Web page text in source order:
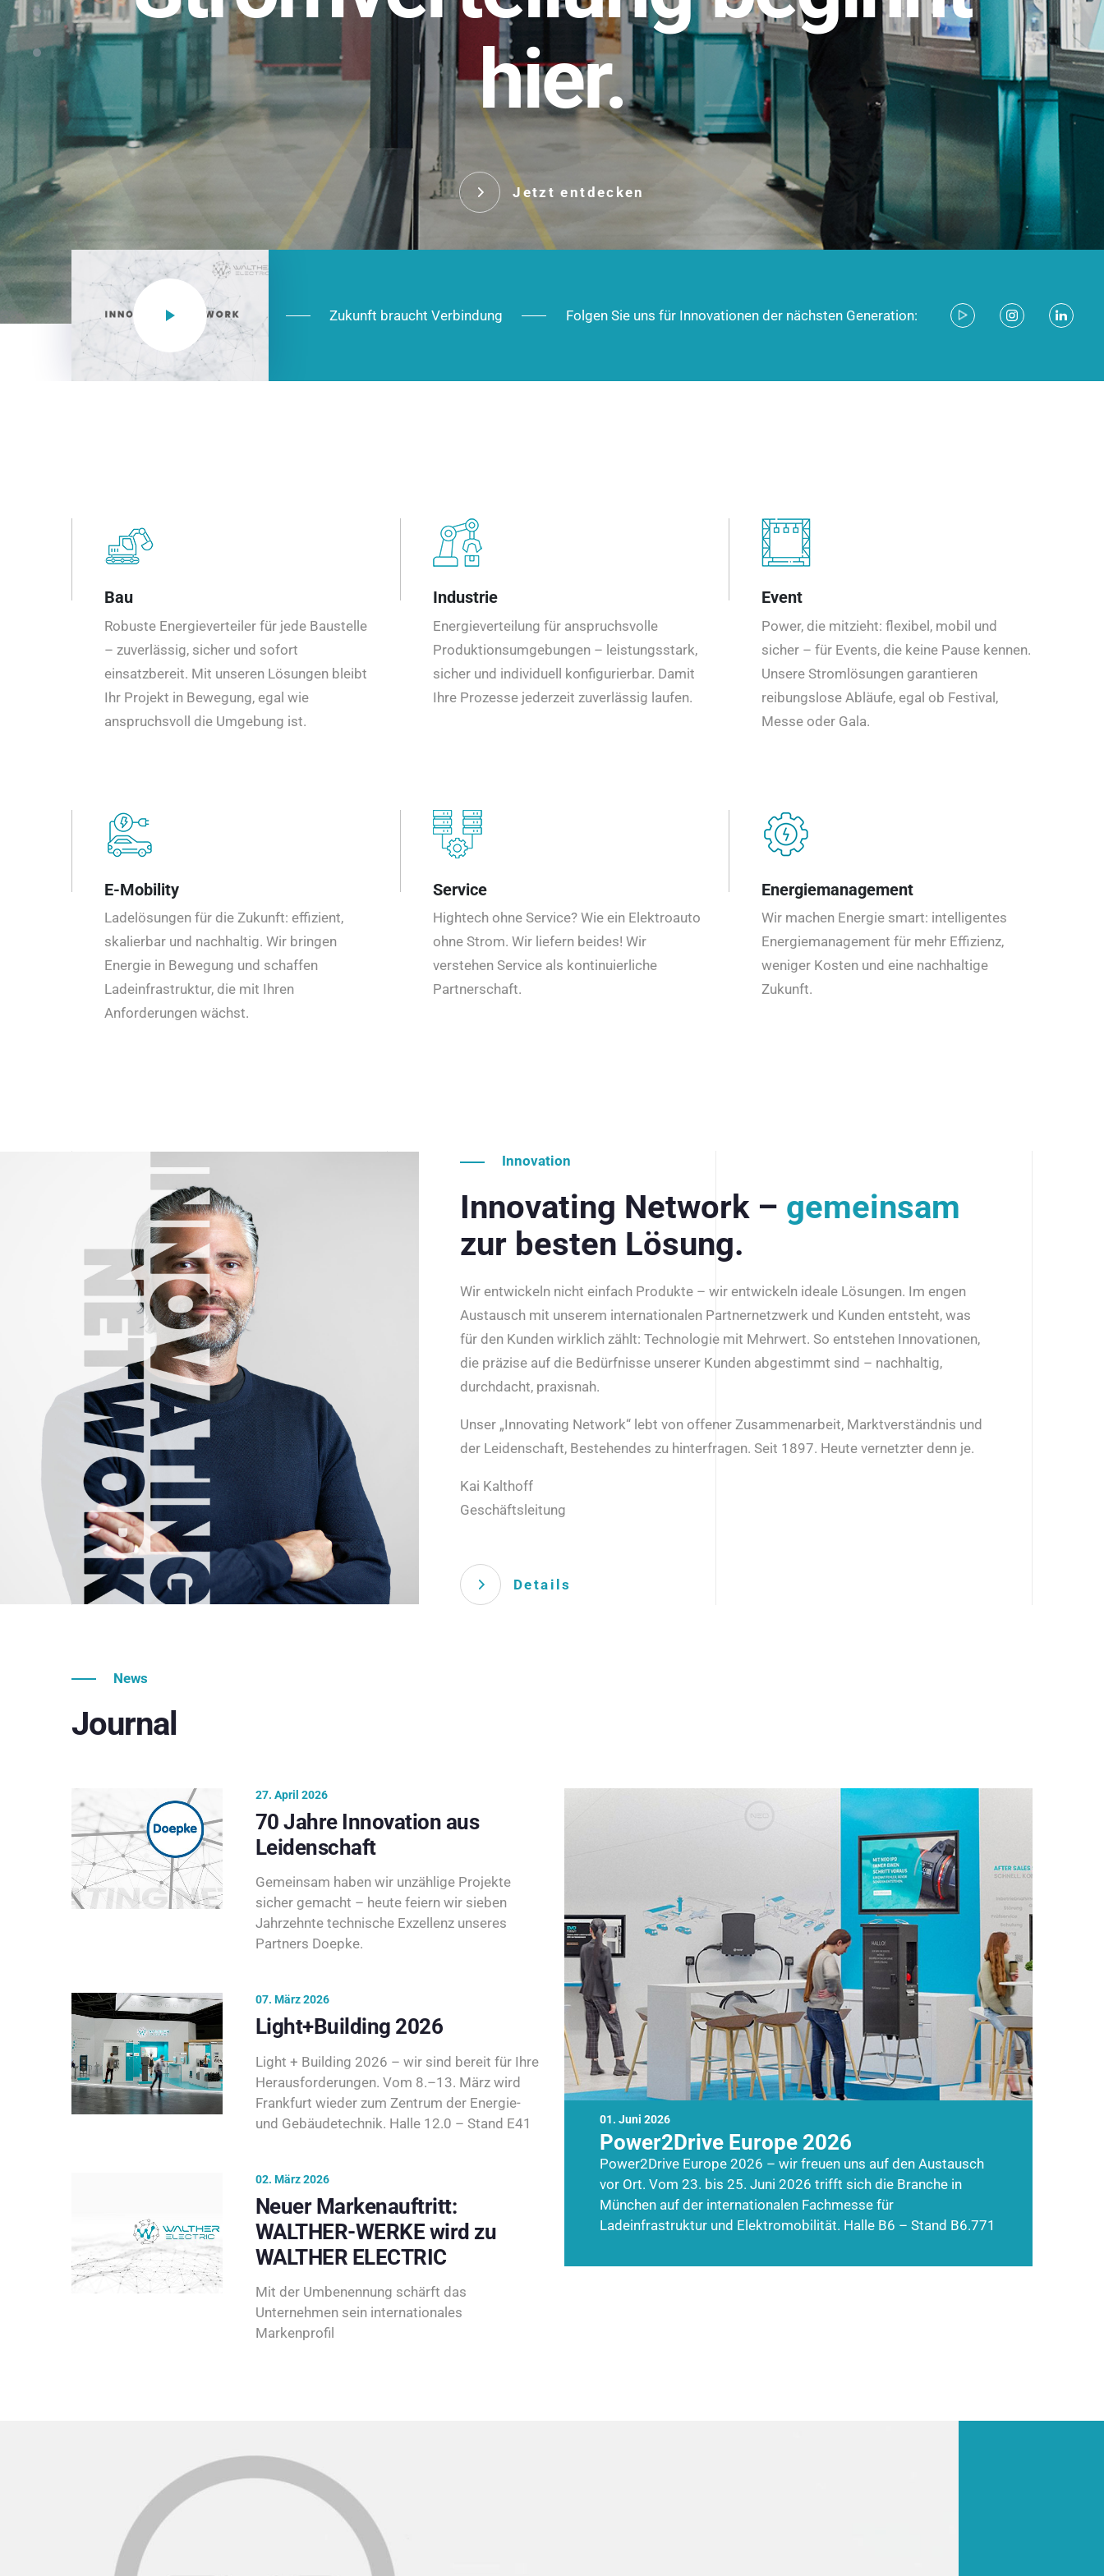
hier.
Jetzt entdecken
NEO CEE: Energieverteilung mit System. Robust im Alltag,
effizient in der Installation, zukunftsfähig im Ausbau.
Das innovative Stecksystem für industrielle Anwendungen –
robust, IP-geschützt und zukunftsfähig.
Jetzt entdecken
Zukunft braucht Verbindung Folgen Sie uns für Innovationen der nächsten Generation:
Bau
Robuste Energieverteiler für jede Baustelle
– zuverlässig, sicher und sofort
einsatzbereit. Mit unseren Lösungen bleibt
Ihr Projekt in Bewegung, egal wie
anspruchsvoll die Umgebung ist.
Industrie
Energieverteilung für anspruchsvolle
Produktionsumgebungen – leistungsstark,
sicher und individuell konfigurierbar. Damit
Ihre Prozesse jederzeit zuverlässig laufen.
Event
Power, die mitzieht: flexibel, mobil und
sicher – für Events, die keine Pause kennen.
Unsere Stromlösungen garantieren
reibungslose Abläufe, egal ob Festival,
Messe oder Gala.
E-Mobility
Ladelösungen für die Zukunft: effizient,
skalierbar und nachhaltig. Wir bringen
Energie in Bewegung und schaffen
Ladeinfrastruktur, die mit Ihren
Anforderungen wächst.
Service
Hightech ohne Service? Wie ein Elektroauto
ohne Strom. Wir liefern beides! Wir
verstehen Service als kontinuierliche
Partnerschaft.
Energiemanagement
Wir machen Energie smart: intelligentes
Energiemanagement für mehr Effizienz,
weniger Kosten und eine nachhaltige
Zukunft.
Innovation
Innovating Network – gemeinsam
zur besten Lösung.
Wir entwickeln nicht einfach Produkte – wir entwickeln ideale Lösungen. Im engen
Austausch mit unserem internationalen Partnernetzwerk und Kunden entsteht, was
für den Kunden wirklich zählt: Technologie mit Mehrwert. So entstehen Innovationen,
die präzise auf die Bedürfnisse unserer Kunden abgestimmt sind – nachhaltig,
durchdacht, praxisnah.
Unser „Innovating Network“ lebt von offener Zusammenarbeit, Marktverständnis und
der Leidenschaft, Bestehendes zu hinterfragen. Seit 1897. Heute vernetzter denn je.
Kai Kalthoff
Geschäftsleitung
Details
News
Journal
01. Juni 2026
Power2Drive Europe 2026
Power2Drive Europe 2026 – wir freuen uns auf den Austausch
vor Ort. Vom 23. bis 25. Juni 2026 trifft sich die Branche in
München auf der internationalen Fachmesse für
Ladeinfrastruktur und Elektromobilität. Halle B6 – Stand B6.771
27. April 2026
70 Jahre Innovation aus
Leidenschaft
Gemeinsam haben wir unzählige Projekte
sicher gemacht – heute feiern wir sieben
Jahrzehnte technische Exzellenz unseres
Partners Doepke.
07. März 2026
Light+Building 2026
Light + Building 2026 – wir sind bereit für Ihre
Herausforderungen. Vom 8.–13. März wird
Frankfurt wieder zum Zentrum der Energie-
und Gebäudetechnik. Halle 12.0 – Stand E41
02. März 2026
Neuer Markenauftritt:
WALTHER-WERKE wird zu
WALTHER ELECTRIC
Mit der Umbenennung schärft das
Unternehmen sein internationales
Markenprofil